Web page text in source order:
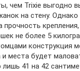
чем Trixie выгодно
на стену.
прочность
не более 5
конструкция
и места будет
лишь 41 на 42